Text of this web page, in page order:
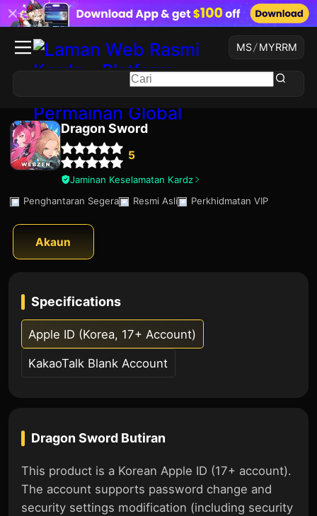
MS/ MYRRM
Dragon Sword
5
Jaminan Keselamatan Kardz
Penghantaran Segera
Resmi Asli Perkhidmatan VIP
Akaun
Specifications
Apple ID (Korea, 17+ Account)
KakaoTalk Blank Account
Dragon Sword Butiran
This product is a Korean Apple ID (17+ account).
The account supports password change and
security settings modification (including security